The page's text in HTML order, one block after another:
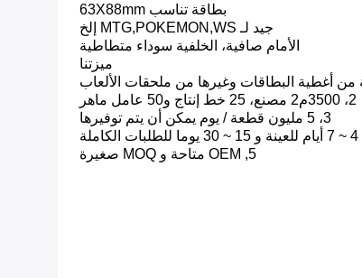
بطاقة تناسب 63X88mm
جيد لـ MTG,POKEMON,WS إلخ
الأمام صافية، الخلفية سوداء متطاطية
ميزتنا
2، 3500م2 مصنع، 25 خط إنتاج و50 عامل ماهر
3، 5 مليون قطعة / يوم يمكن أن يتم توفيرها
5, OEM متاحة و MOQ صغيرة